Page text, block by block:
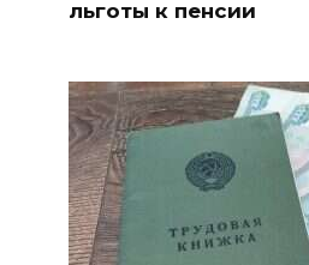
льготы к пенсии